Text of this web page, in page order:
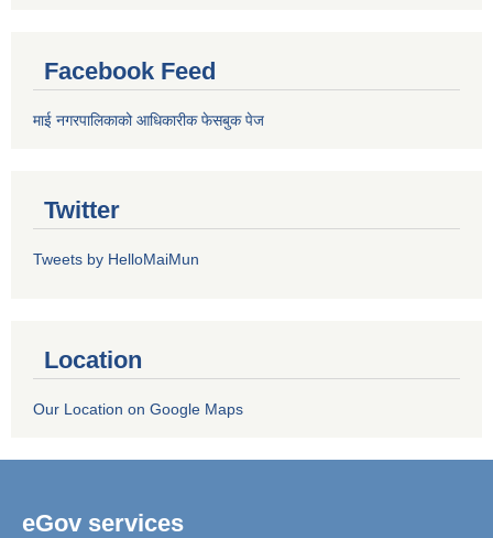
Facebook Feed
माई नगरपालिकाको आधिकारीक फेसबुक पेज
Twitter
Tweets by HelloMaiMun
Location
Our Location on Google Maps
eGov services